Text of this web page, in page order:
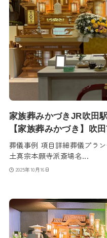
家族葬みかづきJR吹田
【家族葬みかづき】吹
葬儀事例 項目詳細葬儀プラ
土真宗本願寺派斎場名...
2025年10月16日